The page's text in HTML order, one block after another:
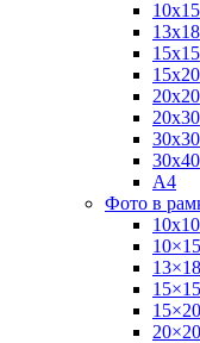
10х15
13х18
15х15
15х20
20х20
20х30
30х30
30х40
А4
Фото в
10х10
10×15
13×18
15×15
15×20
20×20